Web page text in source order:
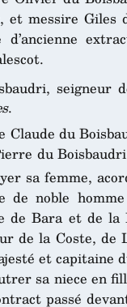
messire Giles
seigneur
.
Claude du
du
sa femme,
de noble
de Bara et de
de la Coste,
et capitaine
sa niece en
passé